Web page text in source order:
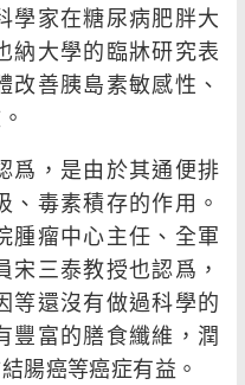
學家在糖尿病肥胖大
納大學的臨牀研究表
改善胰島素敏感性、
爲，是由於其通便排
毒素積存的作用。
腫瘤中心主任、全軍
三泰教授也認爲，
等還沒有做過科學的
豐富的膳食纖維，潤
腸癌等癌症有益。